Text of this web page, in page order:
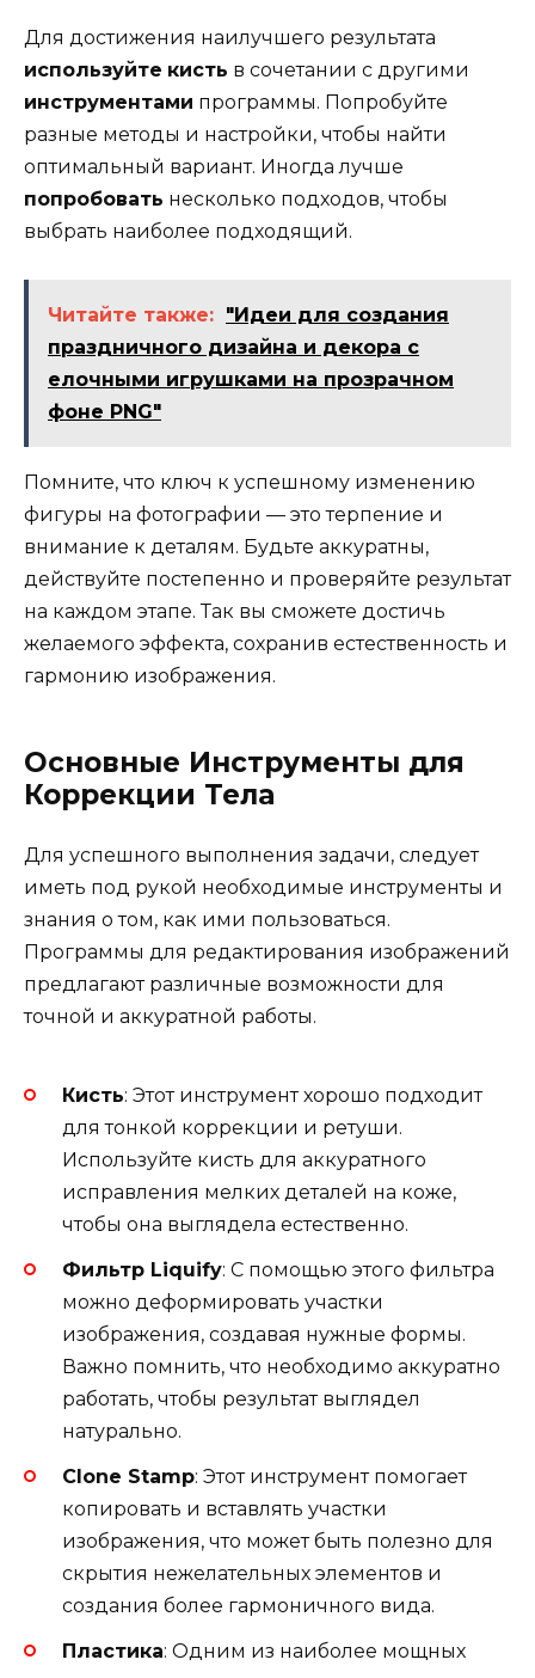
Для достижения наилучшего результата
используйте кисть в сочетании с другими
инструментами программы. Попробуйте
разные методы и настройки, чтобы найти
оптимальный вариант. Иногда лучше
попробовать несколько подходов, чтобы
выбрать наиболее подходящий.
Читайте также: "Идеи для создания
праздничного дизайна и декора с
елочными игрушками на прозрачном
фоне PNG"
Помните, что ключ к успешному изменению
фигуры на фотографии — это терпение и
внимание к деталям. Будьте аккуратны,
действуйте постепенно и проверяйте результат
на каждом этапе. Так вы сможете достичь
желаемого эффекта, сохранив естественность и
гармонию изображения.
Основные Инструменты для
Коррекции Тела
Для успешного выполнения задачи, следует
иметь под рукой необходимые инструменты и
знания о том, как ими пользоваться.
Программы для редактирования изображений
предлагают различные возможности для
точной и аккуратной работы.
Кисть: Этот инструмент хорошо подходит
для тонкой коррекции и ретуши.
Используйте кисть для аккуратного
исправления мелких деталей на коже,
чтобы она выглядела естественно.
Фильтр Liquify: С помощью этого фильтра
можно деформировать участки
изображения, создавая нужные формы.
Важно помнить, что необходимо аккуратно
работать, чтобы результат выглядел
натурально.
Clone Stamp: Этот инструмент помогает
копировать и вставлять участки
изображения, что может быть полезно для
скрытия нежелательных элементов и
создания более гармоничного вида.
Пластика: Одним из наиболее мощных